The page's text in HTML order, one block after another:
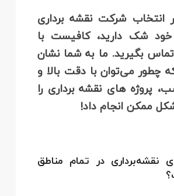
انتخاب شرکت نقشه‌ برداری
خود شک دارید، کافیست با
بگیرید. ما به شما نشان
چطور می‌توان با دقت بالا و
پروژه‌ های نقشه‌ برداری را
ممکن انجام داد!
نقشه‌برداری در تمام مناطق